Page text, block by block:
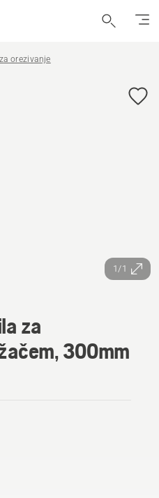
orezivanje
1/1
za
300mm